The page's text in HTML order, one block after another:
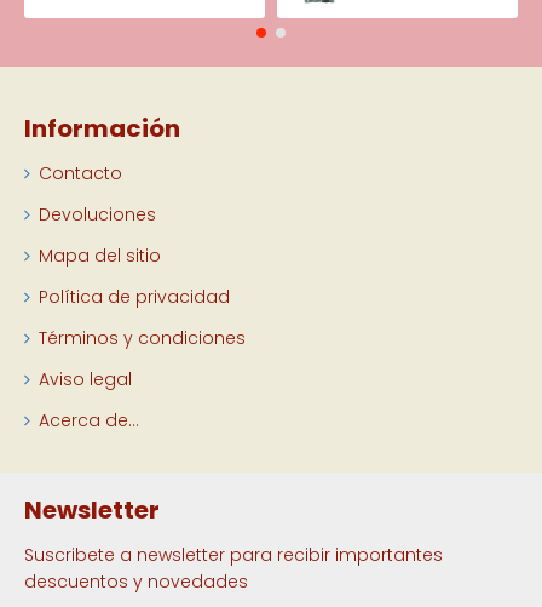
Información
Contacto
Devoluciones
Mapa del sitio
Política de privacidad
Términos y condiciones
Aviso legal
Acerca de...
Newsletter
Suscribete a newsletter para recibir importantes
descuentos y novedades